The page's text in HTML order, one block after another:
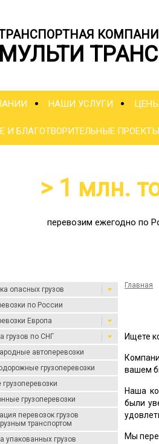
МУЛЬТИ ТРАНС
НАШИ УСЛУГИ
И БЛАГОТВОРИТЕЛЬНЫЕ ПРОЕКТЫ
> 1 млн.
перевозим ежегодно по
опасных грузов
по России
Европа
грузов по СНГ
автоперевозки
грузоперевозки
грузоперевозки
перевозок грузов
транспортом
упакованных грузов
Главная
Ищете
вашем
Наша
были
Мы